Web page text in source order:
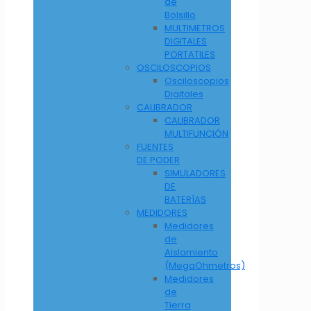
Bolsillo
MULTIMETROS
DIGITALES
PORTATILES
OSCILOSCOPIOS
Osciloscopios
Digitales
CALIBRADOR
CALIBRADOR
MULTIFUNCIÓN
FUENTES
DE PODER
SIMULADORES
DE
BATERÍAS
MEDIDORES
Medidores
de
Aislamiento
(MegaOhmetros)
Medidores
de
Tierra